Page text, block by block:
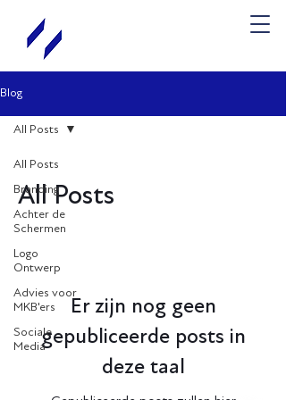
Blog
All Posts
Branding
Achter de
Schermen
Logo
Ontwerp
Advies voor
MKB'ers
Sociale
Media
All Posts
All Posts
Er zijn nog geen
gepubliceerde posts in
deze taal